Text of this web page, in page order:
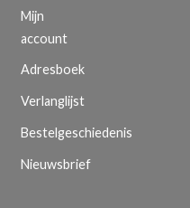
Mijn
account
Adresboek
Verlanglijst
Bestelgeschiedenis
Nieuwsbrief